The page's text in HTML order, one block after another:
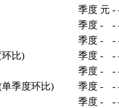
季度 元 -
季度 - -
季度 - -
比)
季度 - -
季度 - -
季度环比)
季度 - -
季度 - -